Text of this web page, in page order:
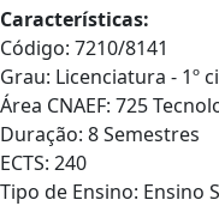
Características:
Código: 7210/8141
Grau: Licenciatura - 1º
Área CNAEF: 725
Duração: 8 Semestres
ECTS: 240
Tipo de Ensino: Ensino